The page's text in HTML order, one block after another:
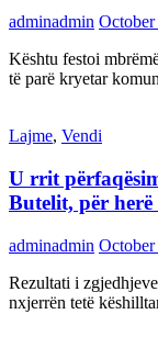
adminadmin
Kështu festoi
të parë kryetar
Lajme, Vendi
U rrit
Butelit, për
adminadmin
Rezultati i
nxjerrën tetë